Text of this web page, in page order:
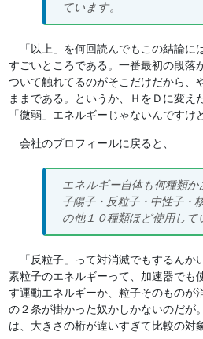
ています。
「以上」を何回読んでもこの結論に
すごいところである。一番最初の段落
ついて触れてるのがそこだけだから、
ままである。というか、ＨをＤに変え
「微弱」エネルギーじゃないんですけ
会社のプロフィールに戻ると、
エネルギー自体も何種類
子陽子・反粒子・中性子・
の他１０種類ほど使用して
「反粒子」って対消滅でもするんか
素粒子のエネルギーって、加速器でも
す運動エネルギーか、粒子そのものが
の２条が掛かった奴かしかないのだが
は、大きさの桁が違いすぎて比較の対